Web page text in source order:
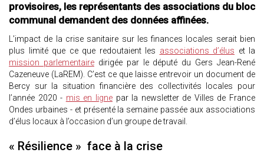
provisoires, les représentants des associations du bloc
communal demandent des données affinées.
L’impact de la crise sanitaire sur les finances locales serait bien
plus limité que ce que redoutaient les associations d’élus et la
mission parlementairedirigée par le député du Gers Jean-René
Cazeneuve (LaREM). C’est ce que laisse entrevoir un document de
Bercy sur la situation financière des collectivités locales pour
l’année 2020 - mis en lignepar la newsletter de Villes de France
Ondes urbaines - et présenté la semaine passée aux associations
d’élus locaux à l’occasion d’un groupe de travail.
« Résilience » face à la crise